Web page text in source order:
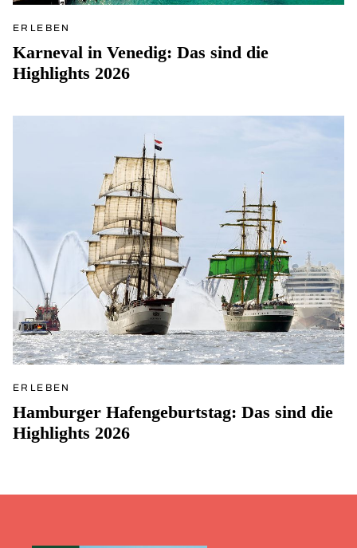
ERLEBEN
Karneval in Venedig: Das sind die
Highlights 2026
ERLEBEN
Hamburger Hafengeburtstag: Das sind die
Highlights 2026